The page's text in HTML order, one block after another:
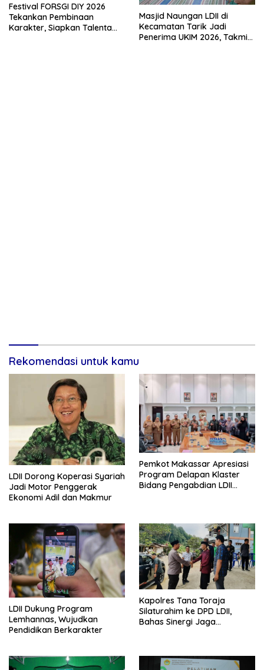
Festival FORSGI DIY 2026
Tekankan Pembinaan
Karakter, Siapkan Talenta
Masjid Naungan LDII di
Kecamatan Tarik Jadi
Penerima UKIM 2026, Takmir
Rekomendasi untuk kamu
LDII Dorong Koperasi Syariah
Jadi Motor Penggerak
Ekonomi Adil dan Makmur
Pemkot Makassar Apresiasi
Program Delapan Klaster
Bidang Pengabdian LDII
LDII Dukung Program
Lemhannas, Wujudkan
Pendidikan Berkarakter
Kapolres Tana Toraja
Silaturahim ke DPD LDII,
Bahas Sinergi Jaga